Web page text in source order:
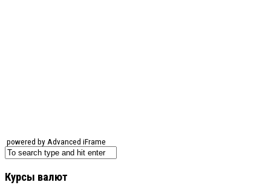
powered by Advanced iFrame
Курсы валют